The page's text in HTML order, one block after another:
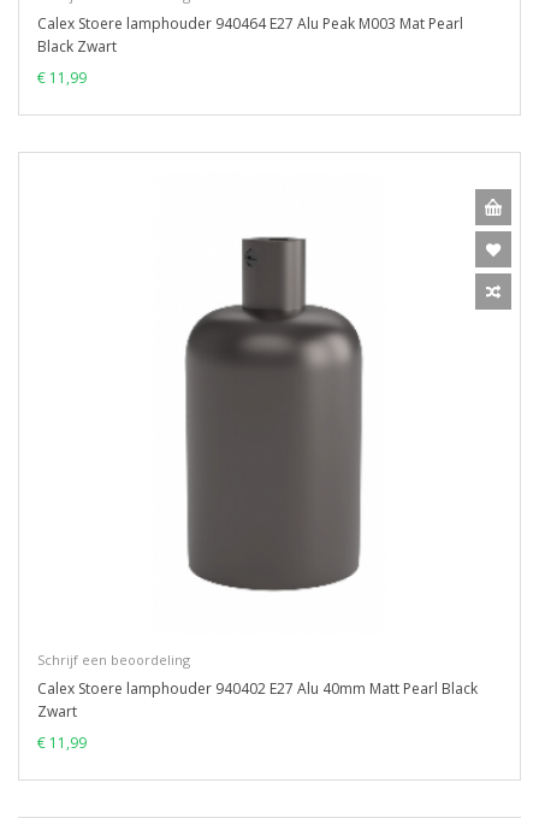
Calex Stoere lamphouder 940464 E27 Alu Peak M003 Mat Pearl
Black Zwart
€ 11,99
Schrijf een beoordeling
Calex Stoere lamphouder 940402 E27 Alu 40mm Matt Pearl Black
Zwart
€ 11,99